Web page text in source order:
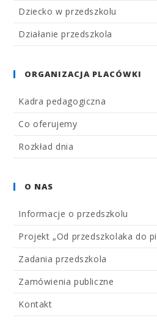
Dziecko w przedszkolu
Działanie przedszkola
ORGANIZACJA PLACÓWKI
Kadra pedagogiczna
Co oferujemy
Rozkład dnia
O NAS
Informacje o przedszkolu
Projekt „Od przedszkolaka do
Zadania przedszkola
Zamówienia publiczne
Kontakt